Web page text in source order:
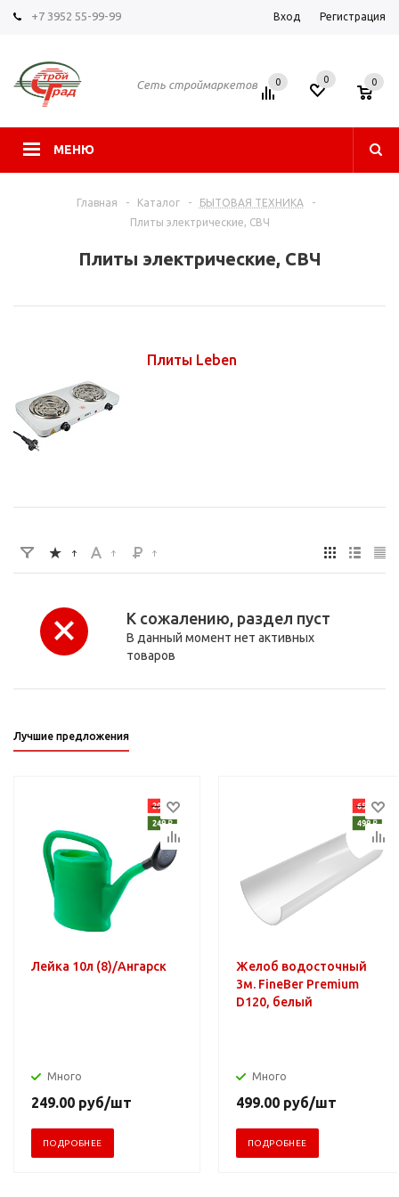
+7 3952 55-99-99 Вход Регистрация
Сеть строймаркетов
МЕНЮ
0 0 0
Главная - Каталог - БЫТОВАЯ ТЕХНИКА
-
Плиты электрические, СВЧ
Плиты электрические, СВЧ
Плиты Leben
К сожалению, раздел пуст
В данный момент нет активных
товаров
Лучшие предложения
Лейка 10л (8)/Ангарск
Много
249.00 руб/шт
ПОДРОБНЕЕ
Желоб водосточный
3м. FineBer Premium
D120, белый
Много
499.00 руб/шт
ПОДРОБНЕЕ